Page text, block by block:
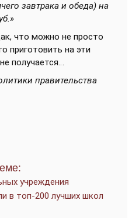
завтрака и обеда) на
что можно не просто
приготовить на эти
получается…
правительства
учреждения
в топ-200 лучших школ